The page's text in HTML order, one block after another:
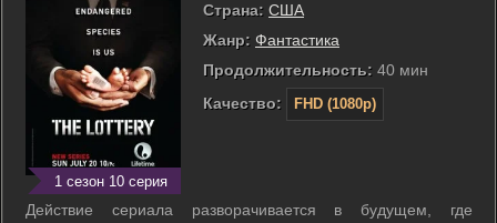
1 сезон 10 серия
Страна: США
Жанр: Фантастика
Продолжительность: 40 мин
Качество:
FHD (1080p)
Действие сериала разворачивается в будущем, где